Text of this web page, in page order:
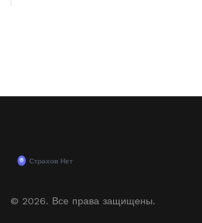
© 2026. Все права защищены.